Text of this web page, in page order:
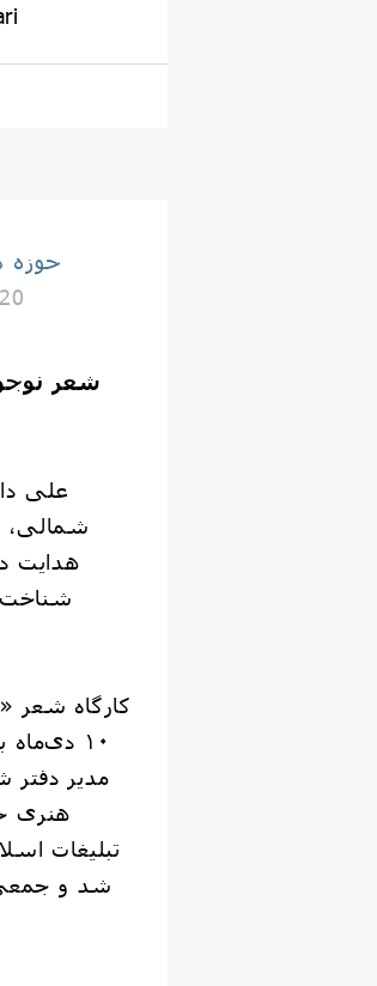
شعر
علی
شمالی،
هدایت
کارگاه شعر
۱۰
مدیر
هنری
تبلیغات
شد و جمعی